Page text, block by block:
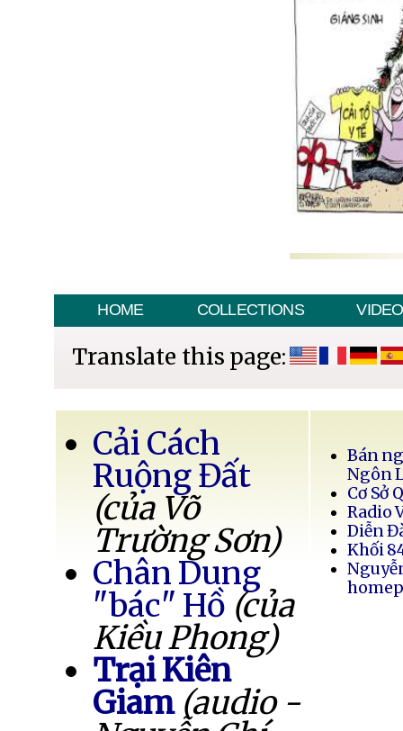
HOME COLLECTIONS VIDEO
Translate this page:
Cải Cách
Ruộng Đất
(của Võ
Trường Sơn)
Chân Dung
"bác" Hồ (của
Kiều Phong)
Trại Kiên
Giam (audio -
Bán
Ngôn
Cơ Sở
Radio
Diễn
Khối